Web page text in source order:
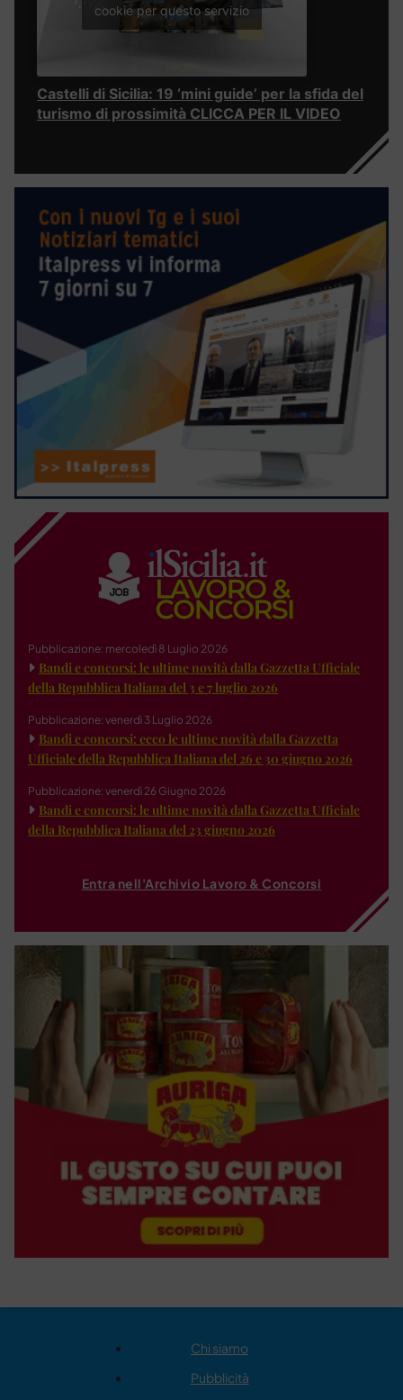
cookie per questo servizio
Castelli di Sicilia: 19 ‘mini guide’ per la sfida del
turismo di prossimità CLICCA PER IL VIDEO
Pubblicazione: mercoledì 8 Luglio 2026
Bandi e concorsi: le ultime novità dalla Gazzetta Ufficiale
della Repubblica Italiana del 3 e 7 luglio 2026
Pubblicazione: venerdì 3 Luglio 2026
Bandi e concorsi: ecco le ultime novità dalla Gazzetta
Ufficiale della Repubblica Italiana del 26 e 30 giugno 2026
Pubblicazione: venerdì 26 Giugno 2026
Bandi e concorsi: le ultime novità dalla Gazzetta Ufficiale
della Repubblica Italiana del 23 giugno 2026
Entra nell'Archivio Lavoro & Concorsi
Chi siamo
Pubblicità